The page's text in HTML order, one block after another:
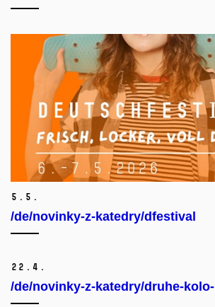
5. 5.
/de/novinky-z-katedry/dfestival
22. 4.
/de/novinky-z-katedry/druhe-